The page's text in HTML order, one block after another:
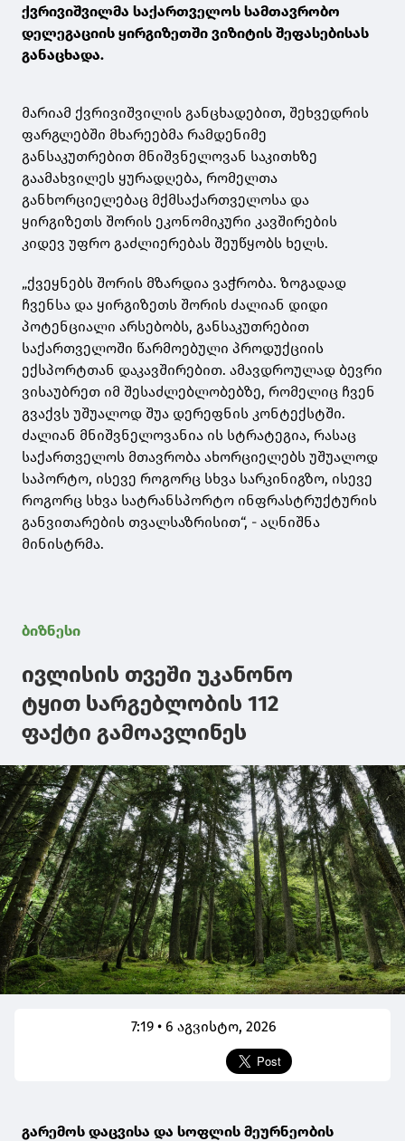
ქვრივიშვილმა საქართველოს სამთავრობო
დელეგაციის ყირგიზეთში ვიზიტის შეფასებისას
განაცხადა.
მარიამ ქვრივიშვილის განცხადებით, შეხვედრის
ფარგლებში მხარეებმა რამდენიმე
განსაკუთრებით მნიშვნელოვან საკითხზე
გაამახვილეს ყურადღება, რომელთა
განხორციელებაც მქმსაქართველოსა და
ყირგიზეთს შორის ეკონომიკური კავშირების
კიდევ უფრო გაძლიერებას შეუწყობს ხელს.
„ქვეყნებს შორის მზარდია ვაჭრობა. ზოგადად
ჩვენსა და ყირგიზეთს შორის ძალიან დიდი
პოტენციალი არსებობს, განსაკუთრებით
საქართველოში წარმოებული პროდუქციის
ექსპორტთან დაკავშირებით. ამავდროულად ბევრი
ვისაუბრეთ იმ შესაძლებლობებზე, რომელიც ჩვენ
გვაქვს უშუალოდ შუა დერეფნის კონტექსტში.
ძალიან მნიშვნელოვანია ის სტრატეგია, რასაც
საქართველოს მთავრობა ახორციელებს უშუალოდ
საპორტო, ისევე როგორც სხვა სარკინიგზო, ისევე
როგორც სხვა სატრანსპორტო ინფრასტრუქტურის
განვითარების თვალსაზრისით“, - აღნიშნა
მინისტრმა.
ბიზნესი
ივლისის თვეში უკანონო
ტყით სარგებლობის 112
ფაქტი გამოავლინეს
7:19 • 6 აგვისტო, 2026
გარემოს დაცვისა და სოფლის მეურნეობის